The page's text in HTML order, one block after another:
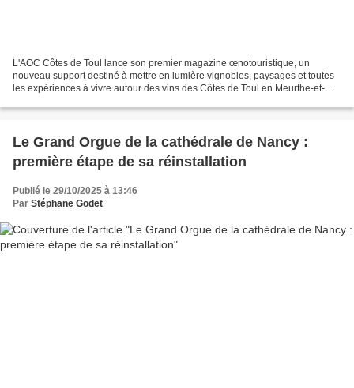
L'AOC Côtes de Toul lance son premier magazine œnotouristique, un
nouveau support destiné à mettre en lumière vignobles, paysages et toutes
les expériences à vivre autour des vins des Côtes de Toul en Meurthe-et-
Le Grand Orgue de la cathédrale de Nancy :
première étape de sa réinstallation
Publié le 29/10/2025 à 13:46
Par Stéphane Godet